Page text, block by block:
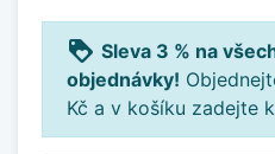
loyalty Sleva 3 % na
objednávky!
Kč a v košíku zadejte